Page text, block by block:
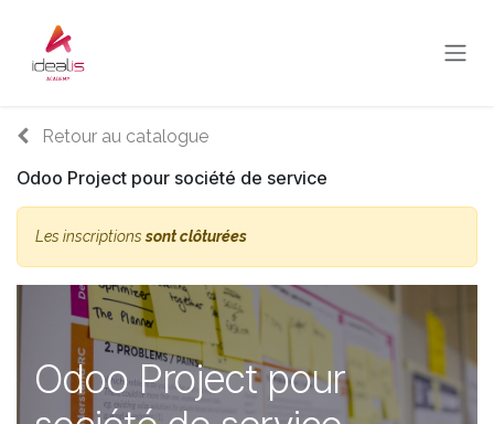
Retour au catalogue
Odoo Project pour société de service
Les inscriptionssont clôturées
Odoo Project pour